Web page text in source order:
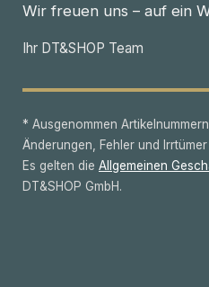
Wir freuen uns – auf ein
Ihr DT&SHOP Team
* Ausgenommen
Änderungen, Fehler und
Es gelten die Allgemeinen
DT&SHOP GmbH.